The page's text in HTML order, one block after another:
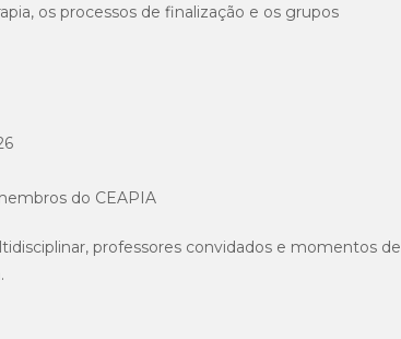
os processos de finalização e os grupos
do CEAPIA
professores convidados e momentos de